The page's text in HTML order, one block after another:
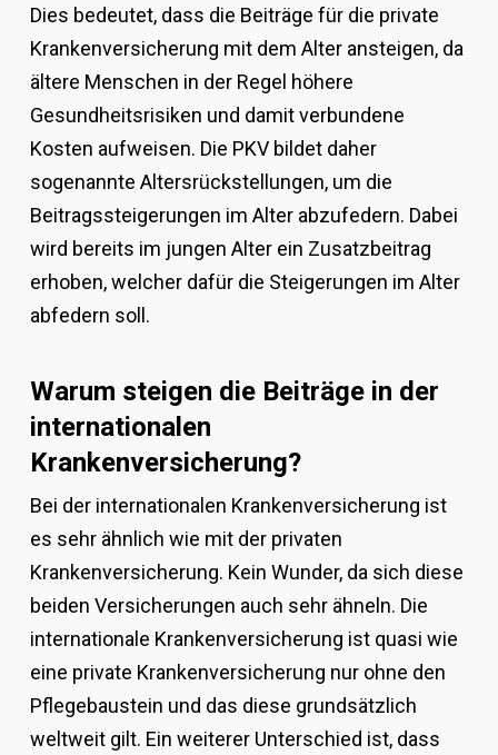
Dies bedeutet, dass die Beiträge für die private
Krankenversicherung mit dem Alter ansteigen, da
ältere Menschen in der Regel höhere
Gesundheitsrisiken und damit verbundene
Kosten aufweisen. Die PKV bildet daher
sogenannte Altersrückstellungen, um die
Beitragssteigerungen im Alter abzufedern. Dabei
wird bereits im jungen Alter ein Zusatzbeitrag
erhoben, welcher dafür die Steigerungen im Alter
abfedern soll.
Warum steigen die Beiträge in der
internationalen
Krankenversicherung?
Bei der internationalen Krankenversicherung ist
es sehr ähnlich wie mit der privaten
Krankenversicherung. Kein Wunder, da sich diese
beiden Versicherungen auch sehr ähneln. Die
internationale Krankenversicherung ist quasi wie
eine private Krankenversicherung nur ohne den
Pflegebaustein und das diese grundsätzlich
weltweit gilt. Ein weiterer Unterschied ist, dass